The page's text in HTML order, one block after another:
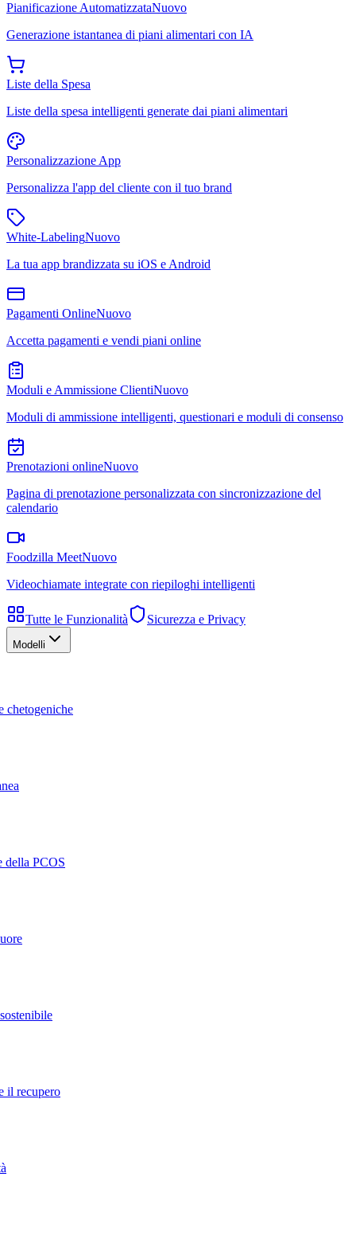
Pianificazione AutomatizzataNuovo
Generazione istantanea di piani alimentari con IA
Liste della Spesa
Liste della spesa intelligenti generate dai piani alimentari
Personalizzazione App
Personalizza l'app del cliente con il tuo brand
White-LabelingNuovo
La tua app brandizzata su iOS e Android
Pagamenti OnlineNuovo
Accetta pagamenti e vendi piani online
Moduli e Ammissione ClientiNuovo
Moduli di ammissione intelligenti, questionari e moduli di consenso
Prenotazioni onlineNuovo
Pagina di prenotazione personalizzata con sincronizzazione del
calendario
Foodzilla MeetNuovo
Videochiamate integrate con riepiloghi intelligenti
Tutte le Funzionalità Sicurezza e Privacy
Modelli
chetogeniche
della PCOS
il recupero